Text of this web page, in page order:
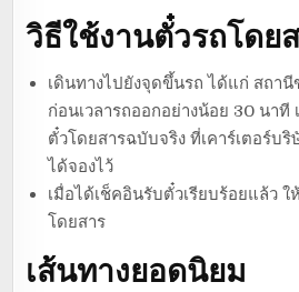
วิธีใช้งานตั๋วรถโดย
เดินทางไปยังจุดขึ้นรถ ได้แก่ สถานี
ก่อนเวลารถออกอย่างน้อย 30 นาที
ตั๋วโดยสารฉบับจริง ที่เคาร์เตอร์บ
ได้จองไว้
เมื่อได้เช็คอินรับตั๋วเรียบร้อยแล้ว ใ
โดยสาร
เส้นทางยอดนิยม